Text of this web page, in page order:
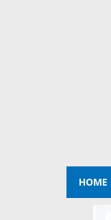
HOME